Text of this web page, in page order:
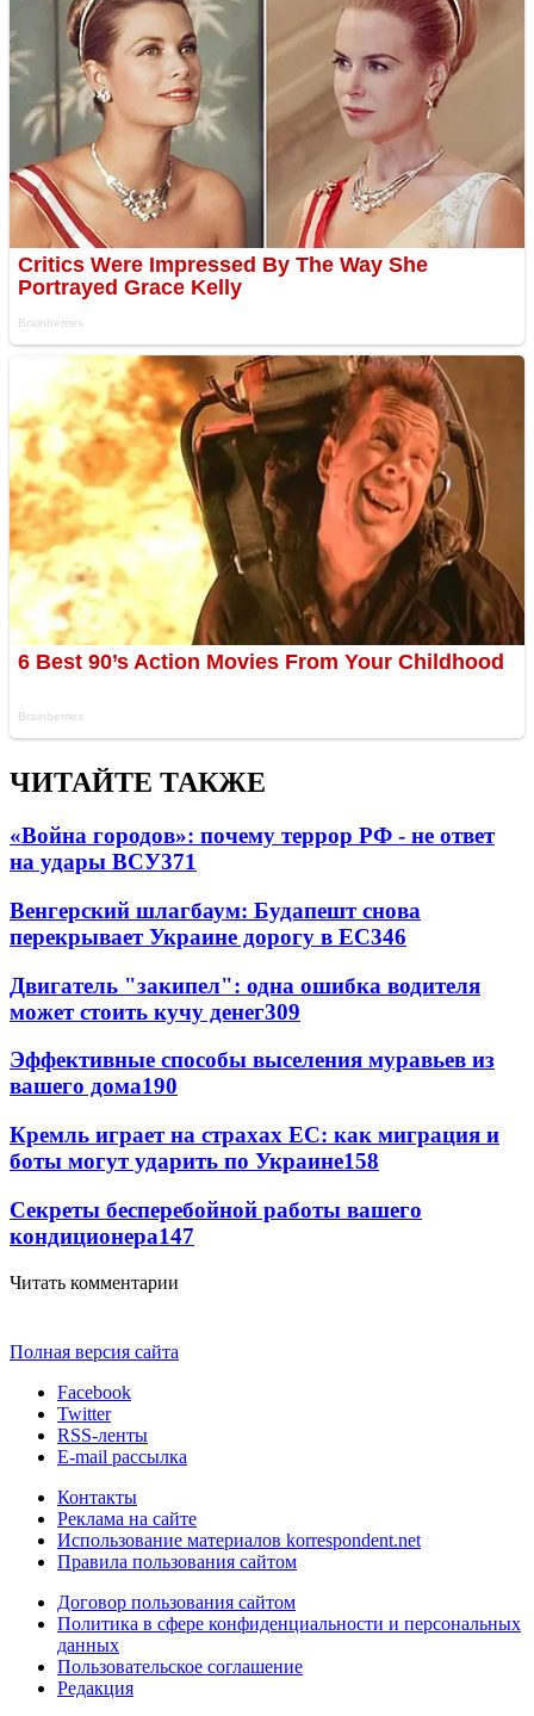
ЧИТАЙТЕ ТАКЖЕ
«Война городов»: почему террор РФ - не ответ
на удары ВСУ371
Венгерский шлагбаум: Будапешт снова
перекрывает Украине дорогу в ЕС346
Двигатель "закипел": одна ошибка водителя
может стоить кучу денег309
Эффективные способы выселения муравьев из
вашего дома190
Кремль играет на страхах ЕС: как миграция и
боты могут ударить по Украине158
Секреты бесперебойной работы вашего
кондиционера147
Читать комментарии
Полная версия сайта
Facebook
Twitter
RSS-ленты
E-mail рассылка
Контакты
Реклама на сайте
Использование материалов korrespondent.net
Правила пользования сайтом
Договор пользования сайтом
Политика в сфере конфиденциальности и персональных
данных
Пользовательское соглашение
Редакция